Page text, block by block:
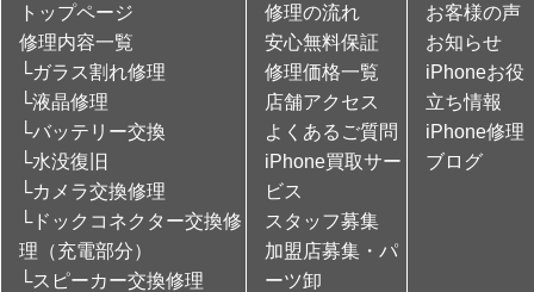
トップページ
修理内容一覧
└ガラス割れ修理
└液晶修理
└バッテリー交換
└水没復旧
└カメラ交換修理
└ドックコネクター交換修
理（充電部分）
└スピーカー交換修理
修理の流れ
安心無料保証
修理価格一覧
店舗アクセス
よくあるご質問
iPhone買取サー
ビス
スタッフ募集
加盟店募集・パ
ーツ卸
お客様の声
お知らせ
iPhoneお役
立ち情報
iPhone修理
ブログ